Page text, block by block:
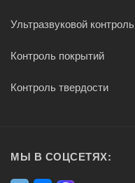
Ультразвуковой контроль
Контроль покрытий
Контроль твердости
МЫ В СОЦСЕТЯХ: